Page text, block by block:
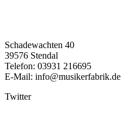
Schadewachten 40
39576 Stendal
Telefon: 03931 216695
E-Mail: info@musikerfabrik.de
Twitter